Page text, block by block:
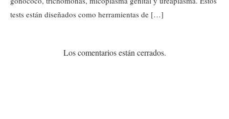
tests están diseñados como herramientas de […]
Los comentarios están cerrados.